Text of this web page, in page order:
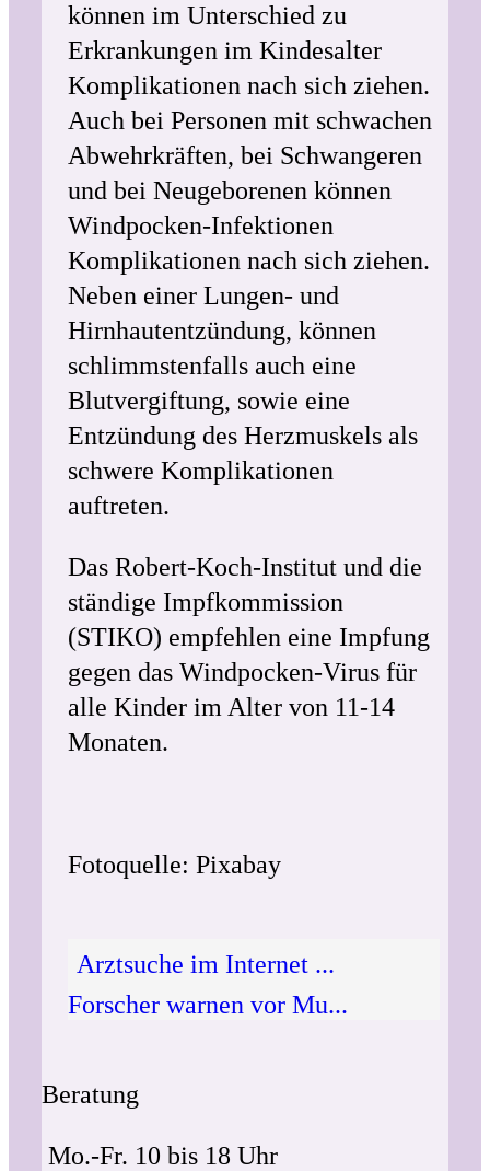
können im Unterschied zu
Erkrankungen im Kindesalter
Komplikationen nach sich ziehen.
Auch bei Personen mit schwachen
Abwehrkräften, bei Schwangeren
und bei Neugeborenen können
Windpocken-Infektionen
Komplikationen nach sich ziehen.
Neben einer Lungen- und
Hirnhautentzündung, können
schlimmstenfalls auch eine
Blutvergiftung, sowie eine
Entzündung des Herzmuskels als
schwere Komplikationen
auftreten.
Das Robert-Koch-Institut und die
ständige Impfkommission
(STIKO) empfehlen eine Impfung
gegen das Windpocken-Virus für
alle Kinder im Alter von 11-14
Monaten.
Fotoquelle: Pixabay
Arztsuche im Internet ...
Forscher warnen vor Mu...
Beratung
Mo.-Fr. 10 bis 18 Uhr